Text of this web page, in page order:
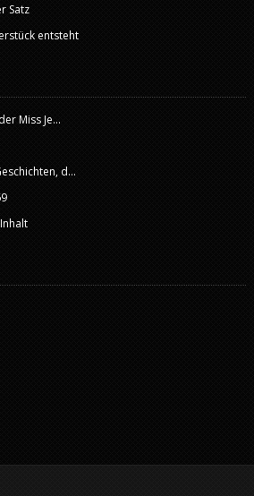
Satz
entsteht
Miss Je...
d...